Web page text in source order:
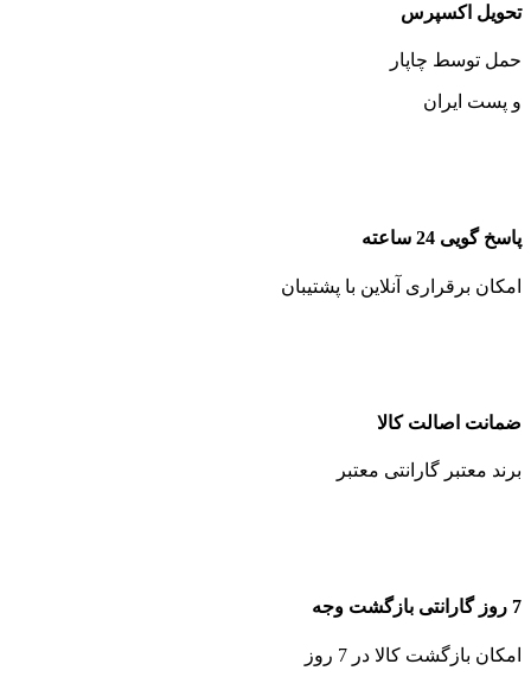
تحویل اکسپرس
حمل توسط چاپار
و پست ایران
پاسخ گویی 24 ساعته
امکان برقراری آنلاین با پشتیبان
ضمانت اصالت کالا
برند معتبر گارانتی معتبر
7 روز گارانتی بازگشت وجه
امکان بازگشت کالا در 7 روز